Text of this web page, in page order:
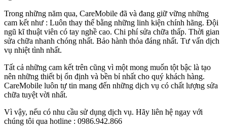
Trong những năm qua, CareMobile đã và đang giữ vững những
cam kết như : Luôn thay thế bằng những linh kiện chính hãng. Đội
ngũ kĩ thuật viên có tay nghề cao. Chi phí sửa chữa thấp. Thời gian
sửa chữa nhanh chóng nhất. Bảo hành thỏa đáng nhất. Tư vấn dịch
vụ nhiệt tình nhất.
Tất cả những cam kết trên cũng vì một mong muốn tột bậc là tạo
nên những thiết bị ổn định và bền bỉ nhất cho quý khách hàng.
CareMobile luôn tự tin mang đến những dịch vụ có chất lượng sửa
chữa tuyệt vời nhất.
Vì vậy, nếu có nhu cầu sử dụng dịch vụ. Hãy liên hệ ngay với
chúng tôi qua hotline : 0986.942.866